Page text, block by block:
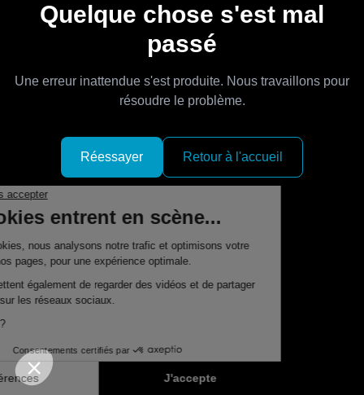
Quelque chose s'est mal
passé
Une erreur inattendue s'est produite. Nous travaillons pour
résoudre le problème.
Réessayer Retour à l'accueil